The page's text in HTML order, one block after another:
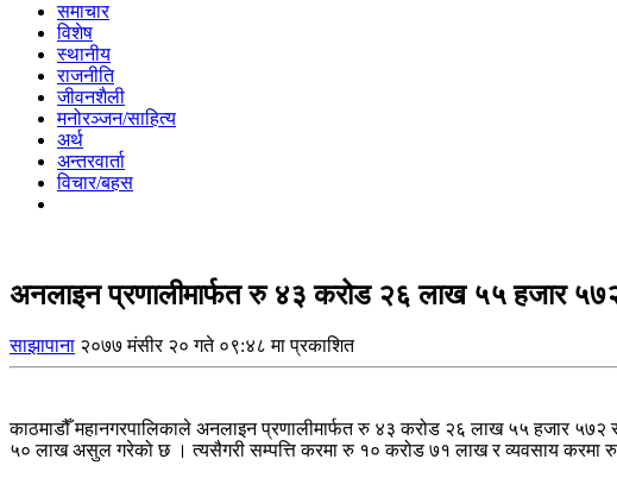
समाचार
विशेष
स्थानीय
राजनीति
जीवनशैली
मनोरञ्जन/साहित्य
अर्थ
अन्तरवार्ता
विचार/बहस
अनलाइन प्रणालीमार्फत रु ४३ करोड २६ लाख ५५ हजार
साझापाना २०७७ मंसीर २० गते ०९:४८ मा प्रकाशित
काठमाडौँ महानगरपालिकाले अनलाइन प्रणालीमार्फत रु ४३ करोड २६ लाख ५५ हजार
५० लाख असुल गरेको छ । त्यसैगरी सम्पत्ति करमा रु १० करोड ७१ लाख र व्यवसाय करमा